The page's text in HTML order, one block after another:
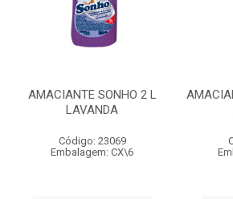
AMACIANTE SONHO 2 L
LAVANDA
Código: 23069
Embalagem: CX\6